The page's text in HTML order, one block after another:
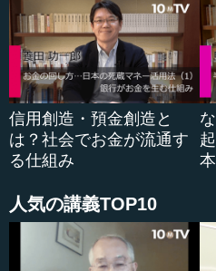
信用創造・預金創造と
は？社会でお金が流通す
る仕組み
人気の講義TOP10